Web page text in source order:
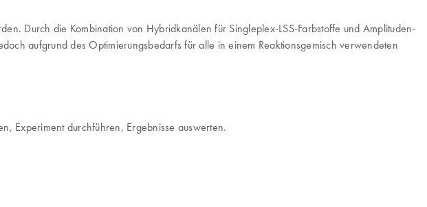
Durch die Kombination von Hybridkanälen für Singleplex-LSS-Farbstoffe und Amplituden-
aufgrund des Optimierungsbedarfs für alle in einem Reaktionsgemisch verwendeten
Experiment durchführen, Ergebnisse auswerten.